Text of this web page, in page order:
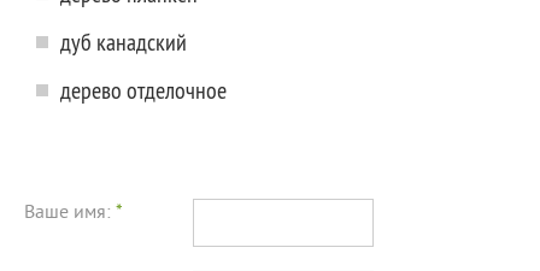
дуб канадский
дерево отделочное
Ваше имя: *